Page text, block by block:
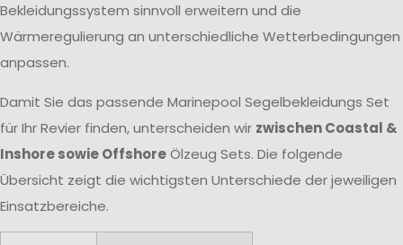
Bekleidungssystem sinnvoll erweitern und die
Wärmeregulierung an unterschiedliche Wetterbedingungen
anpassen.
Damit Sie das passende Marinepool Segelbekleidungs Set
für Ihr Revier finden, unterscheiden wir zwischen Coastal &
Inshore sowie OffshoreÖlzeug Sets. Die folgende
Übersicht zeigt die wichtigsten Unterschiede der jeweiligen
Einsatzbereiche.